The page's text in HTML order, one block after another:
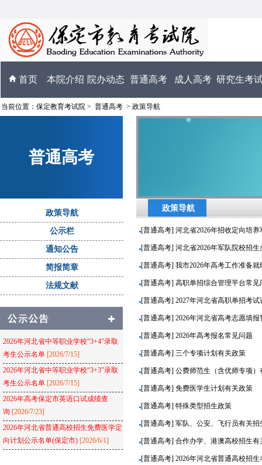
首页 本院介绍 院办动态 普通高考 成人高考 研究生考
当前位置： 保定教育考试院 > 普通高考 > 政策导航
普通高考
政策导航
公示栏
通知公告
简报简章
法规文献
2026年河北省中等职业学校“3+4”录取
考生公示名单 [2026/7/15]
2026年河北省中等职业学校“3+3”录取
考生公示名单 [2026/7/15]
2026年高考保定市英语口试成绩查
询 [2026/7/23]
2026年河北省普通高校招生免费医学定
向计划公示名单(保定市) [2026/6/1]
政策导航
[普通高考] 河北省2026年招收定向培养
[普通高考] 河北省2026年军队院校招生
[普通高考] 我市2026年高考工作准备就
[普通高考] 高职单招综合管理平台常见
[普通高考] 2027年河北省高职单招考试
[普通高考] 2026年河北省高考志愿填
[普通高考] 2026年高考报名常见问题
[普通高考] 三个专项计划有关政策
[普通高考] 公费师范生（含优师专项）
[普通高考] 免费医学生计划有关政策
[普通高考] 特殊类型招生政策
[普通高考] 军队、公安、飞行员有关招
[普通高考] 合作办学、港澳高校招生有
[普通高考] 2026年河北省普通高校招